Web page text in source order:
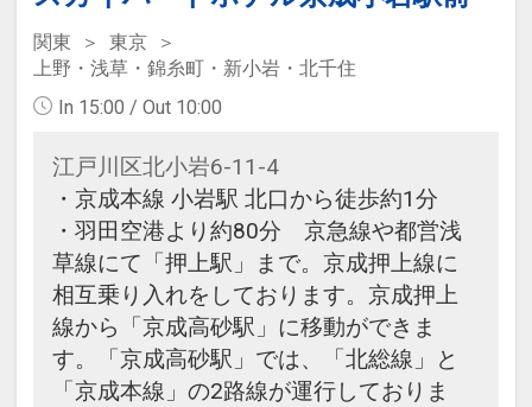
関東
東京
上野・浅草・錦糸町・新小岩・北千住
In 15:00 / Out 10:00
江戸川区北小岩6-11-4
・京成本線 小岩駅 北口から徒歩約1分
・羽田空港より約80分 京急線や都営浅
草線にて「押上駅」まで。京成押上線に
相互乗り入れをしております。京成押上
線から「京成高砂駅」に移動ができま
す。「京成高砂駅」では、「北総線」と
「京成本線」の2路線が運行しておりま